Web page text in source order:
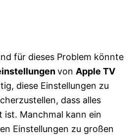
für dieses Problem könnte
von Apple TV
diese Einstellungen zu
dass alles
ist. Manchmal kann ein
Einstellungen zu großen